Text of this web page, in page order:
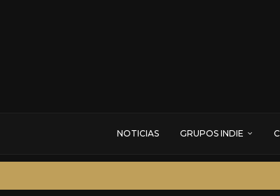
NOTICIAS GRUPOS INDIE